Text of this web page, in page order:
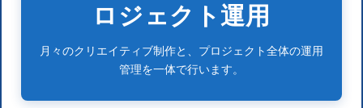
ロジェクト運用
月々のクリエイティブ制作と、プロジェクト全体の運用
管理を一体で行います。